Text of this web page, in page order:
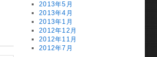
2013年5月
2013年4月
2013年1月
2012年12月
2012年11月
2012年7月